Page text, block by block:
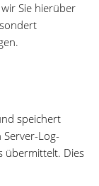
Sie hierüber
speichert
Log-
übermittelt. Dies